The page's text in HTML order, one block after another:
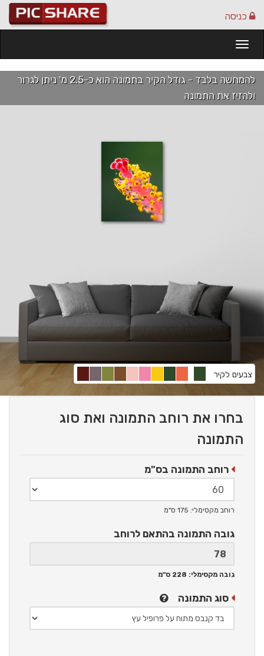
כניסה
להמחשה בלבד - גודל הקיר בתמונה הוא כ-2.5 מ' ניתן לגרור
ולהזיז את התמונה
צבעים לקיר
בחרו את רוחב התמונה ואת סוג
התמונה
רוחב התמונה בס"מ
רוחב מקסימלי: 175 ס"מ
גובה התמונה בהתאם לרוחב
גובה מקסימלי: 228 ס"מ
סוג התמונה